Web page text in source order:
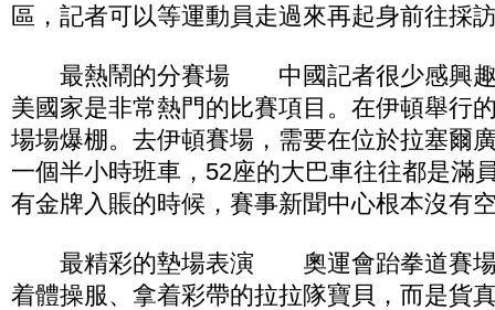
區，記者可以等運動員走過來再起身前往採
最熱鬧的分賽場 中國記者很少感興趣
美國家是非常熱門的比賽項目。在伊頓舉行
場場爆棚。去伊頓賽場，需要在位於拉塞爾
一個半小時班車，52座的大巴車往往都是滿
有金牌入賬的時候，賽事新聞中心根本沒有
最精彩的墊場表演 奧運會跆拳道賽場
着體操服、拿着彩帶的拉拉隊寶貝，而是貨